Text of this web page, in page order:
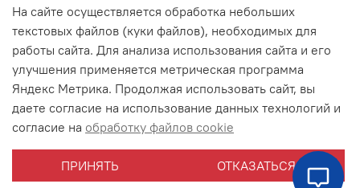
Согласие посетителя сайта на обработку
персональных данных
На сайте используется метрическая система ЯНДЕКС
МЕТРИКА
На сайте применяются рекомендательные технологии
Согласие на получение рассылки рекламно-
информационных материалов
На сайте осуществляется обработка небольших
текстовых файлов (куки файлов), необходимых для
работы сайта. Для анализа использования сайта и его
улучшения применяется метрическая программа
Яндекс Метрика. Продолжая использовать сайт, вы
даете согласие на использование данных технологий и
согласие на обработку файлов cookie
ПРИНЯТЬ ОТКАЗАТЬСЯ